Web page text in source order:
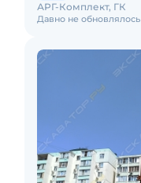
Давно не обновлялось
АРГ-Комплект, ГК